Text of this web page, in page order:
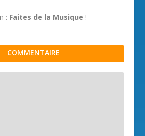
: Faites de la Musique !
COMMENTAIRE